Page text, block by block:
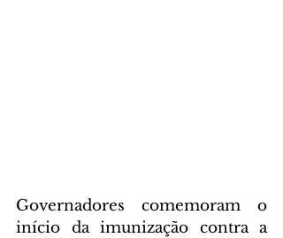
Governadores comemoram o
início da imunização contra a